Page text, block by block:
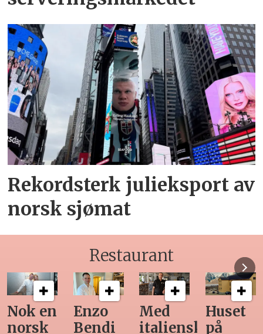
Rekordsterk julieksport av
norsk sjømat
Restaurant
Med
italiensk
Huset
på
Ny
teknologi
Siste
Horeca-